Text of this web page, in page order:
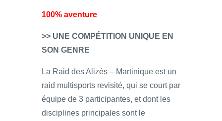
100% aventure
>> UNE COMPÉTITION UNIQUE EN
SON GENRE
La Raid des Alizés – Martinique est un
raid multisports revisité, qui se court par
équipe de 3 participantes, et dont les
disciplines principales sont le